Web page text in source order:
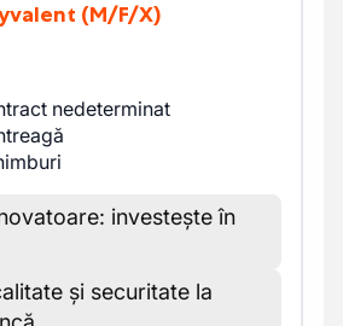
(M/F/X)
nedeterminat
investește în
și securitate la